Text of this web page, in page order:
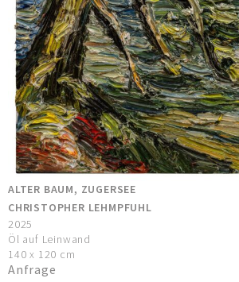
ALTER BAUM, ZUGERSEE
CHRISTOPHER LEHMPFUHL
2025
Öl auf Leinwand
140 x 120 cm
Anfrage